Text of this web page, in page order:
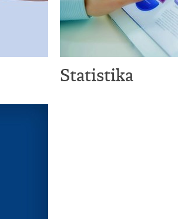
Statistika